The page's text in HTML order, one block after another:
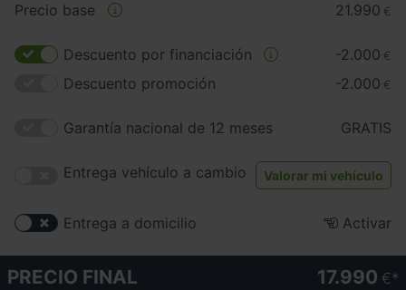
Precio base 21.990 €
Descuento por financiación -2.000 €
Descuento promoción -2.000 €
Garantía nacional de 12 meses GRATIS
Entrega vehículo a cambio Valorar mi vehículo
Entrega a domicilio Activar
PRECIO FINAL 17.990 €